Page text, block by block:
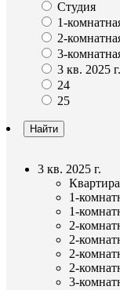
Студия
1-
2-
3-
3 кв. 2025 г.
24
25
Найти
3 кв. 2025 г.
1-
1-
2-
2-
2-
2-
3-